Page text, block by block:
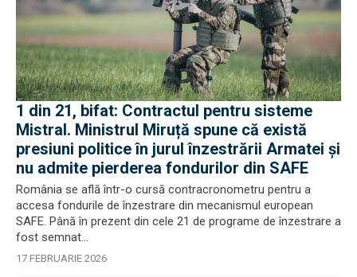
1 din 21, bifat: Contractul pentru sisteme
Mistral. Ministrul Miruță spune că există
presiuni politice în jurul înzestrării Armatei și
nu admite pierderea fondurilor din SAFE
România se află într-o cursă contracronometru pentru a
accesa fondurile de înzestrare din mecanismul european
SAFE. Până în prezent din cele 21 de programe de înzestrare a
fost semnat...
17 FEBRUARIE 2026